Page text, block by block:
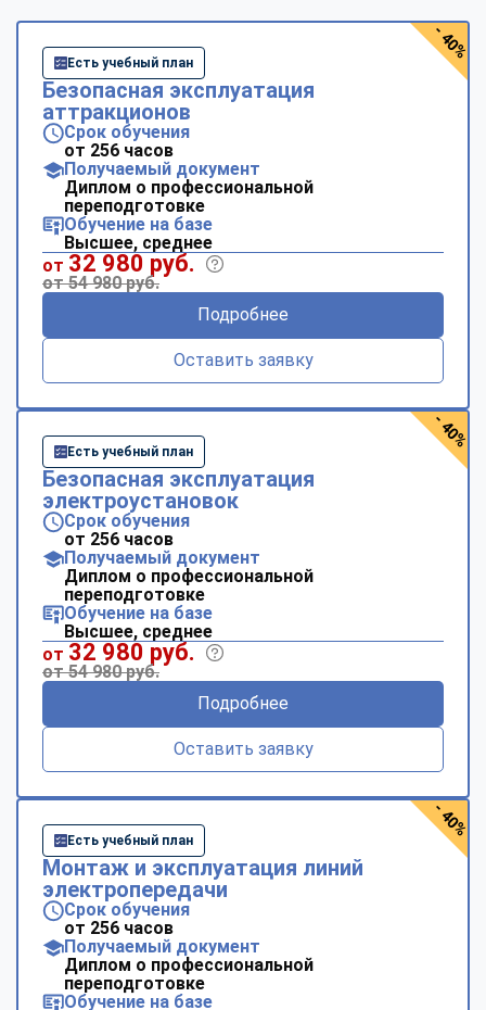
Есть учебный план
Безопасная эксплуатация
аттракционов
Срок обучения
от 256 часов
Получаемый документ
Диплом о профессиональной
переподготовке
Обучение на базе
Высшее, среднее
от 32 980 руб.
от 54 980 руб.
Подробнее
Оставить заявку
- 40%
Есть учебный план
Безопасная эксплуатация
электроустановок
Срок обучения
от 256 часов
Получаемый документ
Диплом о профессиональной
переподготовке
Обучение на базе
Высшее, среднее
от 32 980 руб.
от 54 980 руб.
Подробнее
Оставить заявку
- 40%
Есть учебный план
Монтаж и эксплуатация линий
электропередачи
Срок обучения
от 256 часов
Получаемый документ
Диплом о профессиональной
переподготовке
Обучение на базе
- 40%